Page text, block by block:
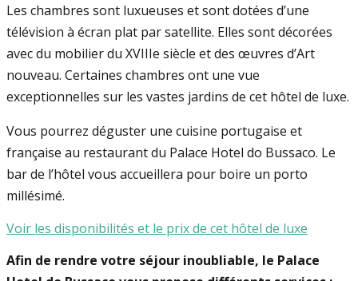
Les chambres sont luxueuses et sont dotées d’une
télévision à écran plat par satellite. Elles sont décorées
avec du mobilier du XVIIIe siècle et des œuvres d’Art
nouveau. Certaines chambres ont une vue
exceptionnelles sur les vastes jardins de cet hôtel de luxe.
Vous pourrez déguster une cuisine portugaise et
française au restaurant du Palace Hotel do Bussaco. Le
bar de l’hôtel vous accueillera pour boire un porto
millésimé.
Voir les disponibilités et le prix de cet hôtel de luxe
Afin de rendre votre séjour inoubliable, le Palace